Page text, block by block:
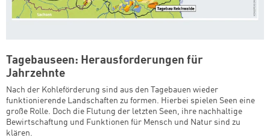
Tagebauseen: Herausforderungen für
Jahrzehnte
Nach der Kohleförderung sind aus den Tagebauen wieder
funktionierende Landschaften zu formen. Hierbei spielen Seen eine
große Rolle. Doch die Flutung der letzten Seen, ihre nachhaltige
Bewirtschaftung und Funktionen für Mensch und Natur sind zu
klären.